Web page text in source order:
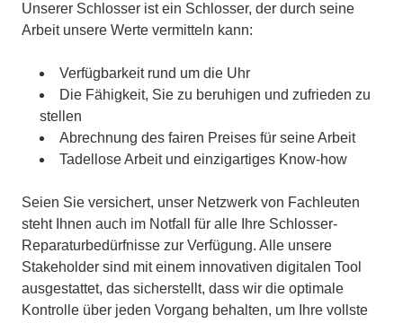
Unserer Schlosser ist ein Schlosser, der durch seine
Arbeit unsere Werte vermitteln kann:
Verfügbarkeit rund um die Uhr
Die Fähigkeit, Sie zu beruhigen und zufrieden zu
stellen
Abrechnung des fairen Preises für seine Arbeit
Tadellose Arbeit und einzigartiges Know-how
Seien Sie versichert, unser Netzwerk von Fachleuten
steht Ihnen auch im Notfall für alle Ihre Schlosser-
Reparaturbedürfnisse zur Verfügung. Alle unsere
Stakeholder sind mit einem innovativen digitalen Tool
ausgestattet, das sicherstellt, dass wir die optimale
Kontrolle über jeden Vorgang behalten, um Ihre vollste